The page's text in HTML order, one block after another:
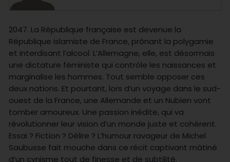
2047. La République française est devenue la
République islamiste de France, prônant la polygamie
et interdisant l’alcool. L’Allemagne, elle, est désormais
une dictature féministe qui contrôle les naissances et
marginalise les hommes. Tout semble opposer ces
deux nations. Et pourtant, lors d’un voyage dans le sud-
ouest de la France, une Allemande et un Nubien vont
tomber amoureux. Une passion inédite, qui va
révolutionner leur vision d’un monde juste et cohérent.
Essai ? Fiction ? Délire ? L’humour ravageur de Michel
Saubusse fait mouche dans ce récit captivant mâtiné
d’un cynisme tout de finesse et de subtilité.